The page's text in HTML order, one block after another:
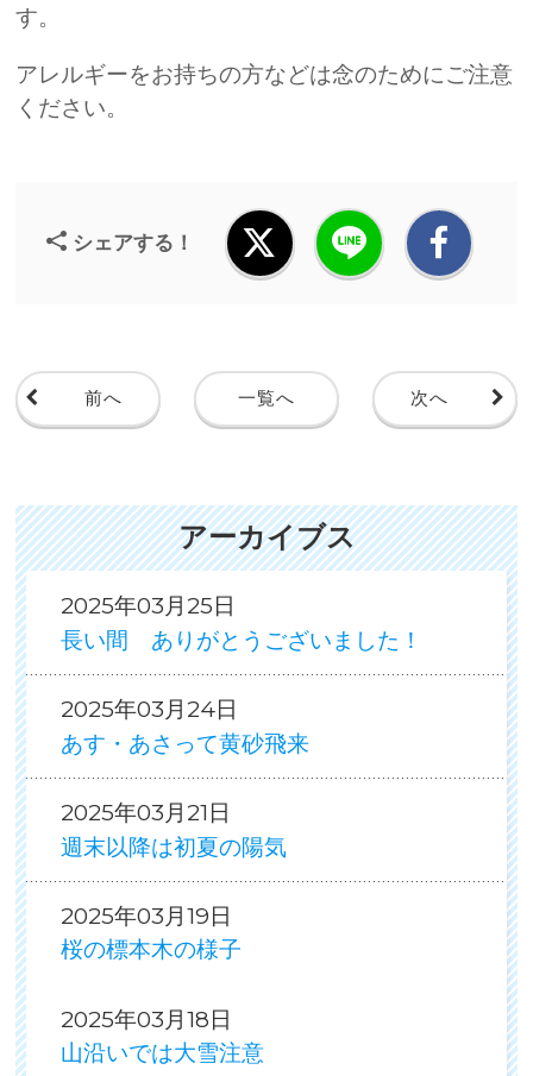
す。
アレルギーをお持ちの方などは念のためにご注意
ください。
シェアする！
前へ 一覧へ 次へ
アーカイブス
2025年03月25日
長い間 ありがとうございました！
2025年03月24日
あす・あさって黄砂飛来
2025年03月21日
週末以降は初夏の陽気
2025年03月19日
桜の標本木の様子
2025年03月18日
山沿いでは大雪注意